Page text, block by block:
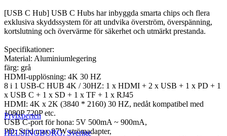
[USB C Hub] USB C Hubs har inbyggda smarta chips och flera
exklusiva skyddssystem för att undvika överström, överspänning,
kortslutning och övervärme för säkerhet och utmärkt prestanda.
Specifikationer:
Material: Aluminiumlegering
färg: grå
HDMI-upplösning: 4K 30 HZ
8 i 1 USB-C HUB 4K / 30HZ: 1 x HDMI + 2 x USB + 1 x PD + 1
x USB C + 1 x SD + 1 x TF + 1 x RJ45
HDMI: 4K x 2K (3840 * 2160) 30 HZ, nedåt kompatibel med
1080P 720P etc.
USB C-port för hona: 5V 500mA ~ 900mA,
PD: Stöd max 87W strömadapter,
Prylxperten
HELSINGBORG,Sverige